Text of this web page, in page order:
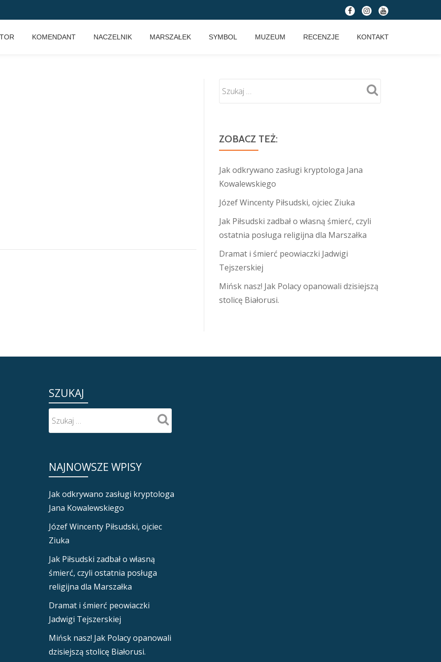
fa-
fa-
fa-
KOMENDANT NACZELNIK MARSZAŁEK SYMBOL MUZEUM RECENZJE KONTAKT
ZOBACZ TEŻ:
Jak odkrywano zasługi kryptologa Jana
Kowalewskiego
Józef Wincenty Piłsudski, ojciec Ziuka
Jak Piłsudski zadbał o własną śmierć, czyli
ostatnia posługa religijna dla Marszałka
Dramat i śmierć peowiaczki Jadwigi
Tejszerskiej
Mińsk nasz! Jak Polacy opanowali dzisiejszą
stolicę Białorusi.
SZUKAJ
NAJNOWSZE WPISY
Jak odkrywano zasługi kryptologa
Jana Kowalewskiego
Józef Wincenty Piłsudski, ojciec
Ziuka
Jak Piłsudski zadbał o własną
śmierć, czyli ostatnia posługa
religijna dla Marszałka
Dramat i śmierć peowiaczki
Jadwigi Tejszerskiej
Mińsk nasz! Jak Polacy opanowali
dzisiejszą stolicę Białorusi.